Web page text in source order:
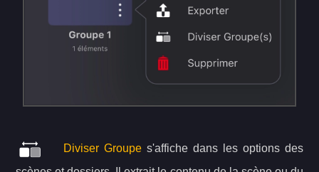
Diviser Groupe s'affiche dans les options des